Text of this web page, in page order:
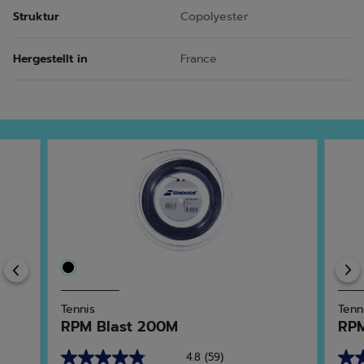
Struktur Copolyester
Hergestellt in France
Previous
Tennis
RPM Blast 200M
4.8 (59)